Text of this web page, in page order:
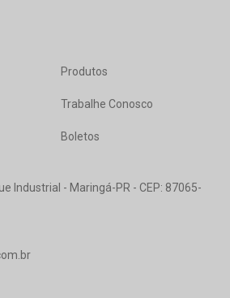
Produtos
Trabalhe Conosco
Boletos
Industrial - Maringá-PR - CEP: 87065-